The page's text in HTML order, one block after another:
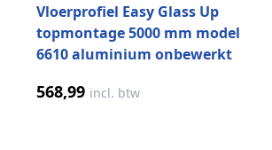
Vloerprofiel Easy Glass Up
topmontage 5000 mm model
6610 aluminium onbewerkt
568,99 incl. btw